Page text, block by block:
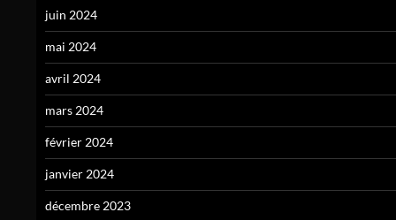
juin 2024
mai 2024
avril 2024
mars 2024
février 2024
janvier 2024
décembre 2023